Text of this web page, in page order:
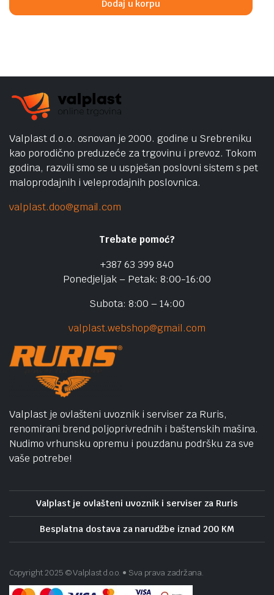
Dodaj u korpu
Valplast d.o.o. osnovan je 2000. godine u Srebreniku
kao porodično preduzeće za trgovinu i prevoz. Tokom
godina, razvili smo se u uspješan poslovni sistem s pet
maloprodajnih i veleprodajnih poslovnica.
valplast.doo@gmail.com
Trebate pomoć?
+387 63 399 840
Ponedjeljak – Petak: 8:00-16:00
Subota: 8:00 – 14:00
valplast.webshop@gmail.com
Valplast je ovlašteni uvoznik i serviser za Ruris,
renomirani brend poljoprivrednih i baštenskih mašina.
Nudimo vrhunsku opremu i pouzdanu podršku za sve
vaše potrebe!
Valplast je ovlašteni uvoznik i serviser za Ruris
Besplatna dostava za narudžbe iznad 200 KM
Copyright 2025 © Valplast d.o.o. • Sva prava zadržana.